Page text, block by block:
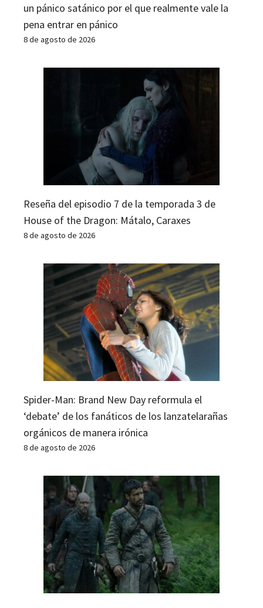
un pánico satánico por el que realmente vale la
pena entrar en pánico
8 de agosto de 2026
Reseña del episodio 7 de la temporada 3 de
House of the Dragon: Mátalo, Caraxes
8 de agosto de 2026
Spider-Man: Brand New Day reformula el
‘debate’ de los fanáticos de los lanzatelarañas
orgánicos de manera irónica
8 de agosto de 2026